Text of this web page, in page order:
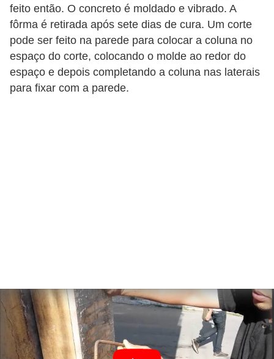
feito então. O concreto é moldado e vibrado. A
fôrma é retirada após sete dias de cura. Um corte
pode ser feito na parede para colocar a coluna no
espaço do corte, colocando o molde ao redor do
espaço e depois completando a coluna nas laterais
para fixar com a parede.